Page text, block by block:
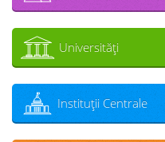
Universităţi
Instituţii Centrale